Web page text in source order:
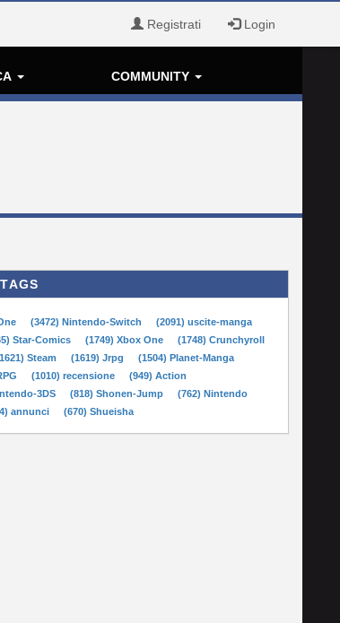
Registrati Login
COMMUNITY
TAGS
(3472) Nintendo-Switch
(2091) uscite-manga
Star-Comics (1749) Xbox One
(1748) Crunchyroll
Steam (1619) Jrpg
(1504) Planet-Manga
(1010) recensione
(949) Action
3DS (818) Shonen-Jump
(762) Nintendo
annunci (670) Shueisha